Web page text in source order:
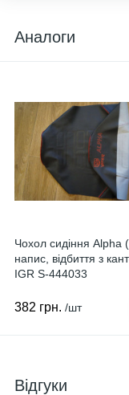
Аналоги
Чохол сидіння Alpha
напис, відбиття з
IGR S-444033
382 грн. /шт
Відгуки